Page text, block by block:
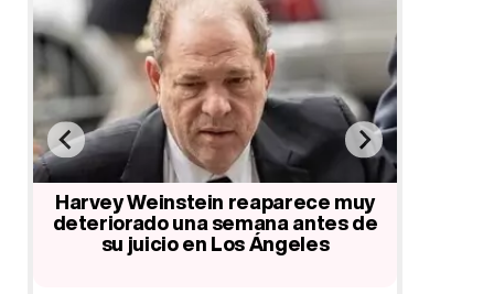
Harvey Weinstein reaparece muy
deteriorado una semana antes de
su juicio en Los Ángeles